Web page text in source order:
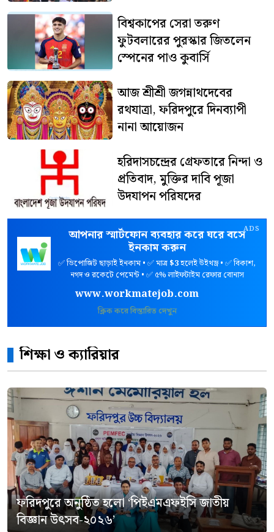
বিশ্বকাপের সেরা তরুণ
ফুটবলারের পুরস্কার জিতলেন
স্পেনের পাও কুবার্সি
আজ শ্রীশ্রী জগন্নাথদেবের
রথযাত্রা, ফরিদপুরে দিনব্যাপী
নানা আয়োজন
হরিদাসচন্দ্রের গ্রেফতারে নিন্দা ও
প্রতিবাদ, মুক্তির দাবি পূজা
উদযাপন পরিষদের
ADS
আপনার স্মার্টফোন ব্যবহার করে ঘরে বসে
ইনকাম করুন
✅ ডিপোজিট ছাড়াই ইনকাম • ✅ মাত্র$3হলেই উইথড্র • ✅ বিকাশ,
নগদ ও রকেটে পেমেন্ট • ✅ ৫% লাইফটাইম রেফার বোনাস
www.workmatejob.com
ক্লিক করে বিস্তারিত দেখুন
শিক্ষা ও ক্যারিয়ার
ফরিদপুরে অনুষ্ঠিত হলো ‘পিইএমএফইসি জাতীয়
বিজ্ঞান উৎসব-২০২৬’